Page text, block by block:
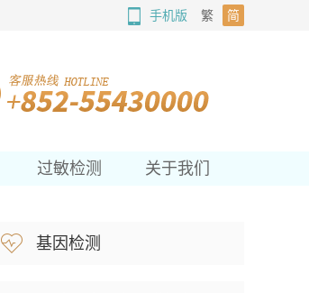
手机版 繁 简
过敏检测 关于我们
基因检测